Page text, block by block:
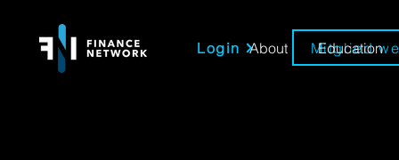
Login Mitglied
About Education